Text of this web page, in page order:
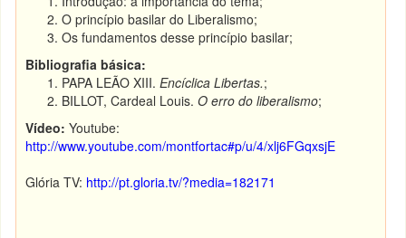
O princípio basilar do Liberalismo;
Os fundamentos desse princípio basilar;
Bibliografia básica:
PAPA LEÃO XIII.Encíclica Libertas.;
BILLOT, Cardeal Louis.O erro do liberalismo;
Vídeo: Youtube:
http://www.youtube.com/montfortac#p/u/4/xlj6FGqxsjE
Glória TV: http://pt.gloria.tv/?media=182171